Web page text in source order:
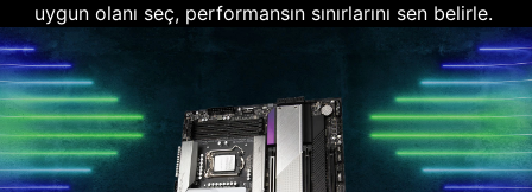
uygun olanı seç, performansın sınırlarını sen belirle.